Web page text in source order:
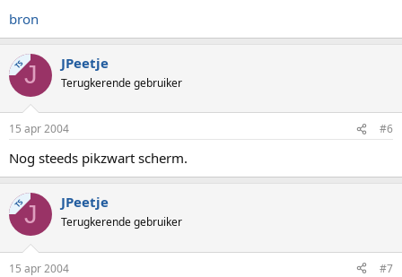
bron
TSJ JPeetje
Terugkerende gebruiker
15 apr 2004 #6
Nog steeds pikzwart scherm.
TSJ JPeetje
Terugkerende gebruiker
15 apr 2004 #7